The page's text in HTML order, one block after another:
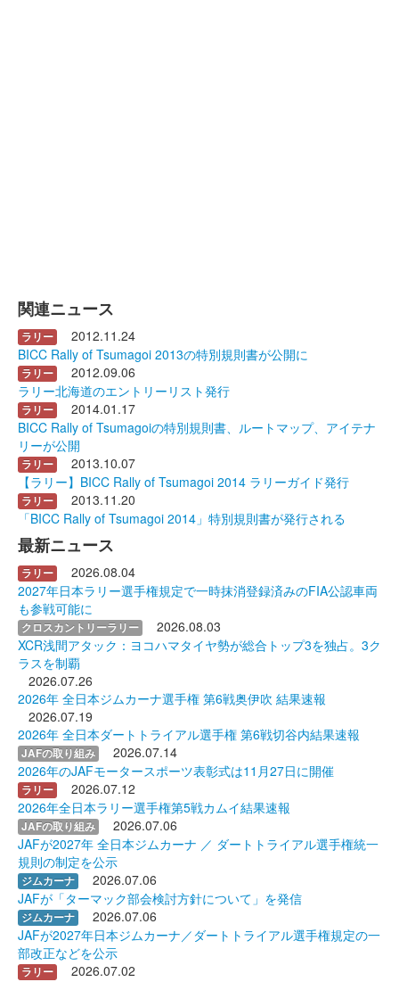
関連ニュース
ラリー
2012.11.24
BICC Rally of Tsumagoi 2013の特別規則書が公開に
ラリー
2012.09.06
ラリー北海道のエントリーリスト発行
ラリー
2014.01.17
BICC Rally of Tsumagoiの特別規則書、ルートマップ、アイテナ
リーが公開
ラリー
2013.10.07
【ラリー】BICC Rally of Tsumagoi 2014 ラリーガイド発行
ラリー
2013.11.20
「BICC Rally of Tsumagoi 2014」特別規則書が発行される
最新ニュース
ラリー
2026.08.04
2027年日本ラリー選手権規定で一時抹消登録済みのFIA公認車両
も参戦可能に
クロスカントリーラリー
2026.08.03
XCR浅間アタック：ヨコハマタイヤ勢が総合トップ3を独占。3ク
ラスを制覇
2026.07.26
2026年 全日本ジムカーナ選手権 第6戦奥伊吹 結果速報
2026.07.19
2026年 全日本ダートトライアル選手権 第6戦切谷内結果速報
JAFの取り組み
2026.07.14
2026年のJAFモータースポーツ表彰式は11月27日に開催
ラリー
2026.07.12
2026年全日本ラリー選手権第5戦カムイ結果速報
JAFの取り組み
2026.07.06
JAFが2027年 全日本ジムカーナ ／ ダートトライアル選手権統一
規則の制定を公示
ジムカーナ
2026.07.06
JAFが「ターマック部会検討方針について」を発信
ジムカーナ
2026.07.06
JAFが2027年日本ジムカーナ／ダートトライアル選手権規定の一
部改正などを公示
ラリー
2026.07.02